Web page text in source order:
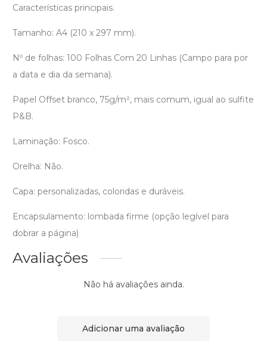
Características principais.
Tamanho: A4 (210 x 297 mm).
Nº de folhas: 100 Folhas Com 20 Linhas (Campo para por
a data e dia da semana).
Papel Offset branco, 75g/m², mais comum, igual ao sulfite
P&B.
Laminação: Fosco.
Orelha: Não.
Capa: personalizadas, coloridas e duráveis.
Encapsulamento: lombada firme (opção legível para
dobrar a página)
Avaliações
Não há avaliações ainda.
Adicionar uma avaliação